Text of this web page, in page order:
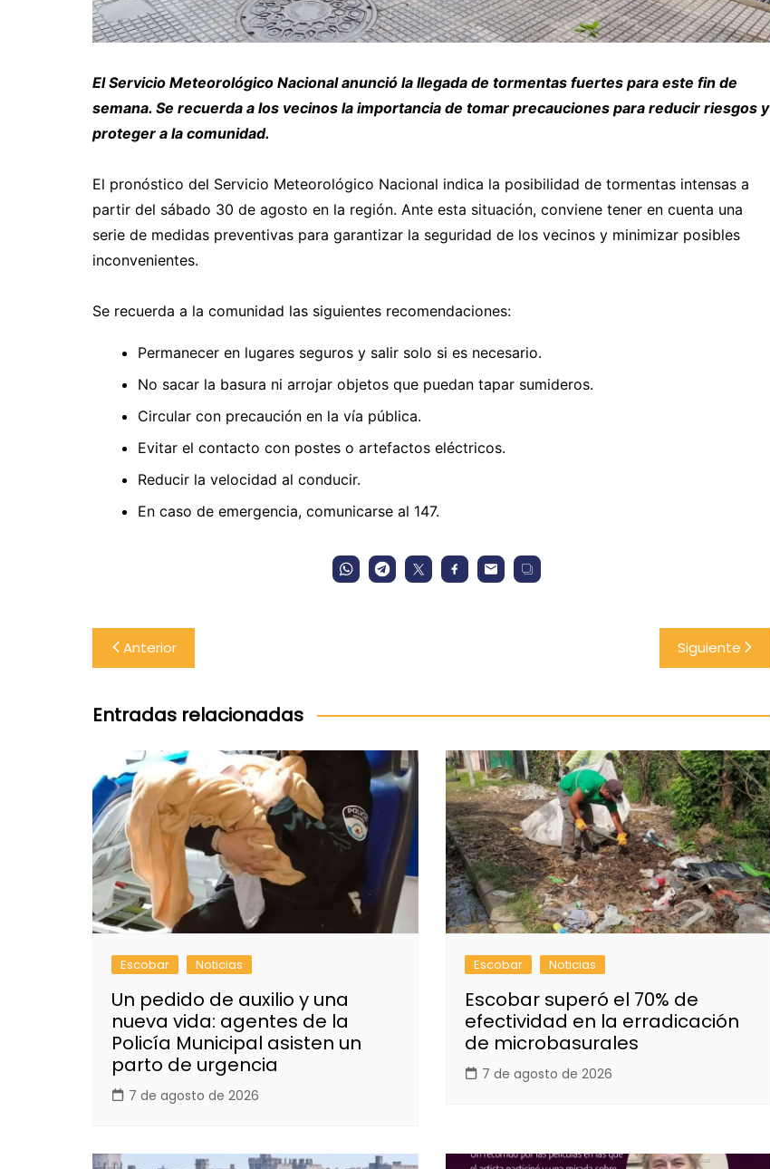
El Servicio Meteorológico Nacional anunció la llegada de tormentas fuertes para este fin de
semana. Se recuerda a los vecinos la importancia de tomar precauciones para reducir riesgos y
proteger a la comunidad.
El pronóstico del Servicio Meteorológico Nacional indica la posibilidad de tormentas intensas a
partir del sábado 30 de agosto en la región. Ante esta situación, conviene tener en cuenta una
serie de medidas preventivas para garantizar la seguridad de los vecinos y minimizar posibles
inconvenientes.
Se recuerda a la comunidad las siguientes recomendaciones:
Permanecer en lugares seguros y salir solo si es necesario.
No sacar la basura ni arrojar objetos que puedan tapar sumideros.
Circular con precaución en la vía pública.
Evitar el contacto con postes o artefactos eléctricos.
Reducir la velocidad al conducir.
En caso de emergencia, comunicarse al 147.
Navegación
de
entradas
Anterior Siguiente
Entradas relacionadas
Escobar Noticias
Un pedido de auxilio y una
nueva vida: agentes de la
Policía Municipal asisten un
parto de urgencia
7 de agosto de 2026
Escobar Noticias
Escobar superó el 70% de
efectividad en la erradicación
de microbasurales
7 de agosto de 2026